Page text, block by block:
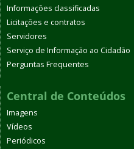
Informações classificadas
Licitações e contratos
Servidores
Serviço de Informação ao Cidadão
Perguntas Frequentes
Central de Conteúdos
Imagens
Vídeos
Periódicos